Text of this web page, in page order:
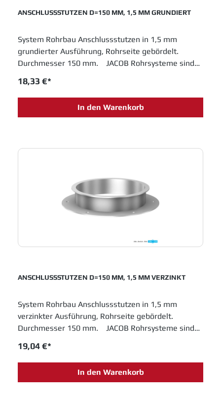
ANSCHLUSSSTUTZEN D=150 MM, 1,5 MM GRUNDIERT
System Rohrbau Anschlussstutzen in 1,5 mm
grundierter Ausführung, Rohrseite gebördelt.
Durchmesser 150 mm. JACOB Rohrsysteme sind
Lösungen für das Schüttguthandling sowie
Entstaubungs- und Abluftanlagen. Einfache
Montage und innovative Entwicklungen sichern
Laufrohre einsetzen.
18,33 €*
In den Warenkorb
ANSCHLUSSSTUTZEN D=150 MM, 1,5 MM VERZINKT
System Rohrbau Anschlussstutzen in 1,5 mm
verzinkter Ausführung, Rohrseite gebördelt.
Durchmesser 150 mm. JACOB Rohrsysteme sind
Lösungen für das Schüttguthandling sowie
Entstaubungs- und Abluftanlagen. Einfache
Montage und innovative Entwicklungen sichern
19,04 €*
In den Warenkorb